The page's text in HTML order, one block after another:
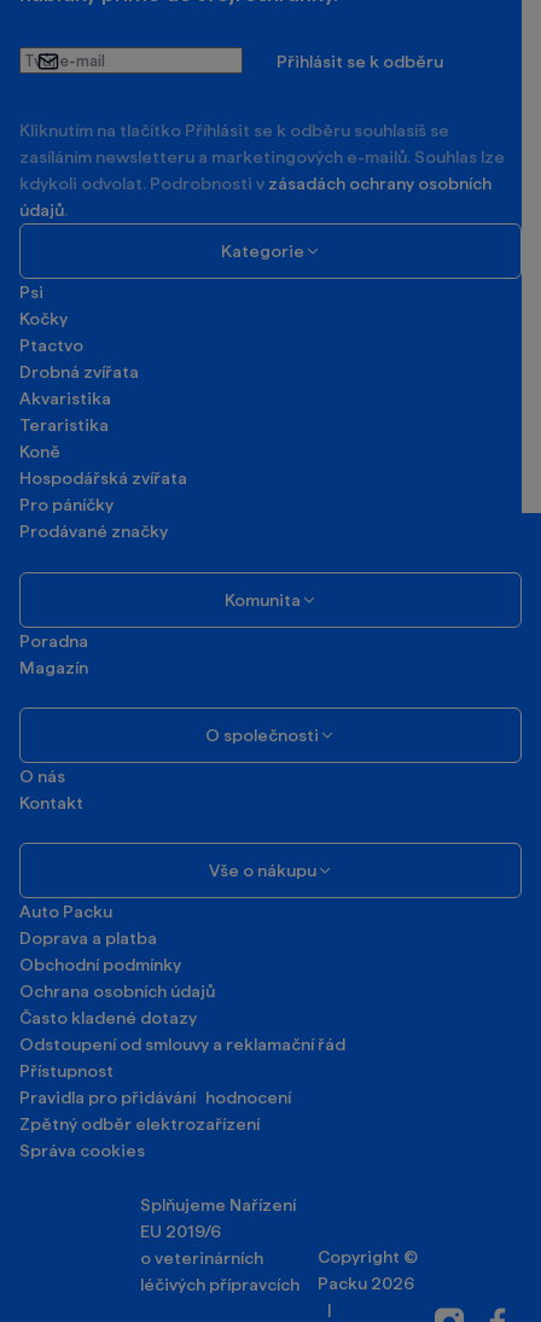
Tvůj
e-
Přihlásit se k odběru
Kliknutím na tlačítko Příhlásit se k odběru souhlasíš se
zasíláním newsletteru a marketingových e-mailů. Souhlas lze
kdykoli odvolat. Podrobnosti v zásadách ochrany osobních
údajů.
Kategorie
Psi
Kočky
Ptactvo
Drobná zvířata
Akvaristika
Teraristika
Koně
Hospodářská zvířata
Pro páníčky
Prodávané značky
Komunita
Poradna
Magazín
O společnosti
O nás
Kontakt
Vše o nákupu
Auto Packu
Doprava a platba
Obchodní podmínky
Ochrana osobních údajů
Často kladené dotazy
Odstoupení od smlouvy a reklamační řád
Přístupnost
Pravidla pro přidávání hodnocení
Zpětný odběr elektrozařízení
Správa cookies
Splňujeme Nařízení
EU 2019/6
o veterinárních
léčivých přípravcích
Copyright ©
Packu 2026
|
Instagram